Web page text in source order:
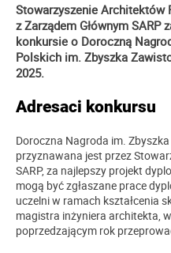
Stowarzyszenie Architektów
z Zarządem Głównym SARP
konkursie o Doroczną
Polskich im. Zbyszka
2025.
Adresaci konkursu
Doroczna Nagroda im.
przyznawana jest przez
SARP, za najlepszy projekt
mogą być zgłaszane prace
uczelni w ramach kształcenia
magistra inżyniera architekta,
poprzedzającym rok